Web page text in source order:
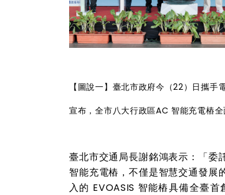
【圖說一】臺北市政府今（22）日攜手
宣布，全市八大行政區AC 智能充電樁全
臺北市交通局長謝銘鴻表示：「委
智能充電樁，不僅是智慧交通發展
入的 EVOASIS 智能樁具備全臺